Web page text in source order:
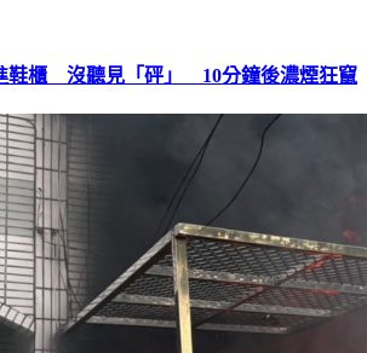
鞋櫃 沒聽見「砰」 10分鐘後濃煙狂竄